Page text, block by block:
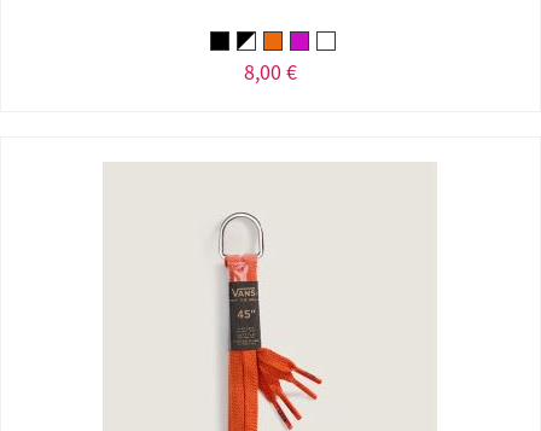
8,00 €